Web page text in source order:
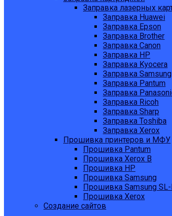
Заправка лазерных
Заправка Huawei
Заправка Epson
Заправка Brother
Заправка Canon
Заправка HP
Заправка Kyocera
Заправка Samsung
Заправка Pantum
Заправка
Заправка Ricoh
Заправка Sharp
Заправка Toshiba
Заправка Xerox
Прошивка принтеров и МФУ
Прошивка Pantum
Прошивка Xerox B
Прошивка HP
Прошивка Samsung
Прошивка Samsung
Прошивка Xerox
Создание сайтов